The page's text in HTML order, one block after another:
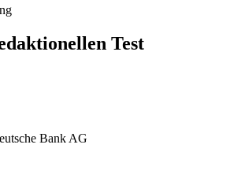
Test
Bank AG